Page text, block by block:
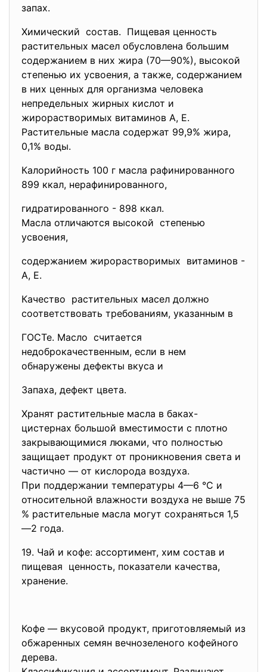
запах.
Химический состав. Пищевая ценность
растительных масел обусловлена большим
содержанием в них жира (70—90%), высокой
степенью их усвоения, а также, содержанием
в них ценных для организма человека
непредельных жирных кислот и
жирорастворимых витаминов А, Е.
Растительные масла содержат 99,9% жира,
0,1% воды.
Калорийность 100 г масла рафинированного
899 ккал, нерафинированного,
гидратированного - 898 ккал.
Масла отличаются высокой степенью
усвоения,
содержанием жирорастворимых витаминов -
А, Е.
Качество растительных масел должно
соответствовать требованиям, указанным в
ГОСТе. Масло считается
недоброкачественным, если в нем
обнаружены дефекты вкуса и
Запаха, дефект цвета.
Хранят растительные масла в баках-
цистернах большой вместимости с плотно
закрывающимися люками, что полностью
защищает продукт от проникновения света и
частично — от кислорода воздуха.
При поддержании температуры 4—6 °С и
относительной влажности воздуха не выше 75
% растительные масла могут сохраняться 1,5
—2 года.
19. Чай и кофе: ассортимент, хим состав и
пищевая ценность, показатели качества,
хранение.
Кофе — вкусовой продукт, приготовляемый из
обжаренных семян вечнозеленого кофейного
дерева.